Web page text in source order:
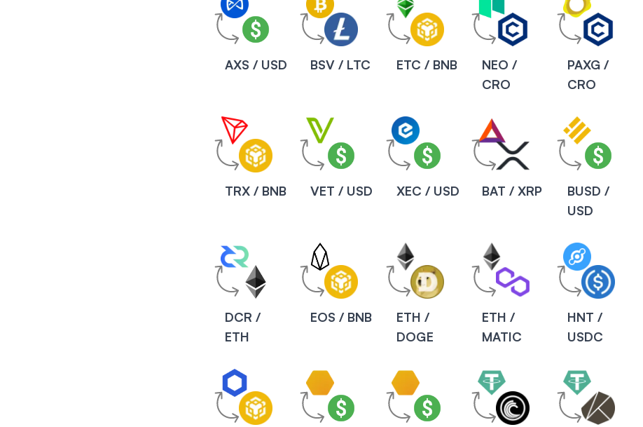
AXS / USD BSV / LTC ETC / BNB
NEO /
CRO
PAXG /
CRO
TRX / BNB VET / USD XEC / USD BAT / XRP
BUSD /
USD
DCR /
ETH
EOS / BNB
ETH /
DOGE
ETH /
MATIC
HNT /
USDC